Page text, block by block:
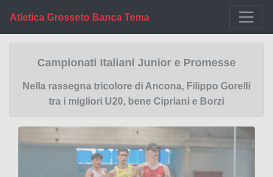
Atletica Grosseto Banca Tema
Campionati Italiani Junior e Promesse
Nella rassegna tricolore di Ancona, Filippo Gorelli
tra i migliori U20, bene Cipriani e Borzi